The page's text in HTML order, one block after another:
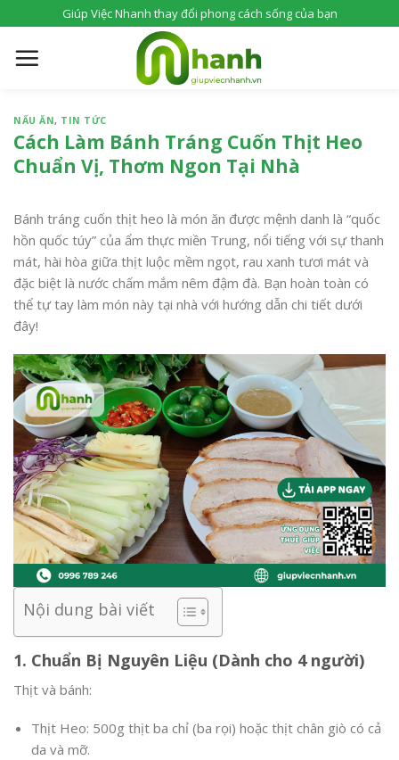
k
Giúp Việc Nhanh thay đổi phong cách sống của bạn
NẤU ĂN, TIN TỨC
Cách Làm Bánh Tráng Cuốn Thịt Heo
Chuẩn Vị, Thơm Ngon Tại Nhà
Bánh tráng cuốn thịt heo là món ăn được mệnh danh là “quốc
hồn quốc túy” của ẩm thực miền Trung, nổi tiếng với sự thanh
mát, hài hòa giữa thịt luộc mềm ngọt, rau xanh tươi mát và
đặc biệt là nước chấm mắm nêm đậm đà. Bạn hoàn toàn có
thể tự tay làm món này tại nhà với hướng dẫn chi tiết dưới
đây!
Nội dung bài viết
1. Chuẩn Bị Nguyên Liệu (Dành cho 4 người)
Thịt và bánh:
Thịt Heo: 500g thịt ba chỉ (ba rọi) hoặc thịt chân giò có cả
da và mỡ.